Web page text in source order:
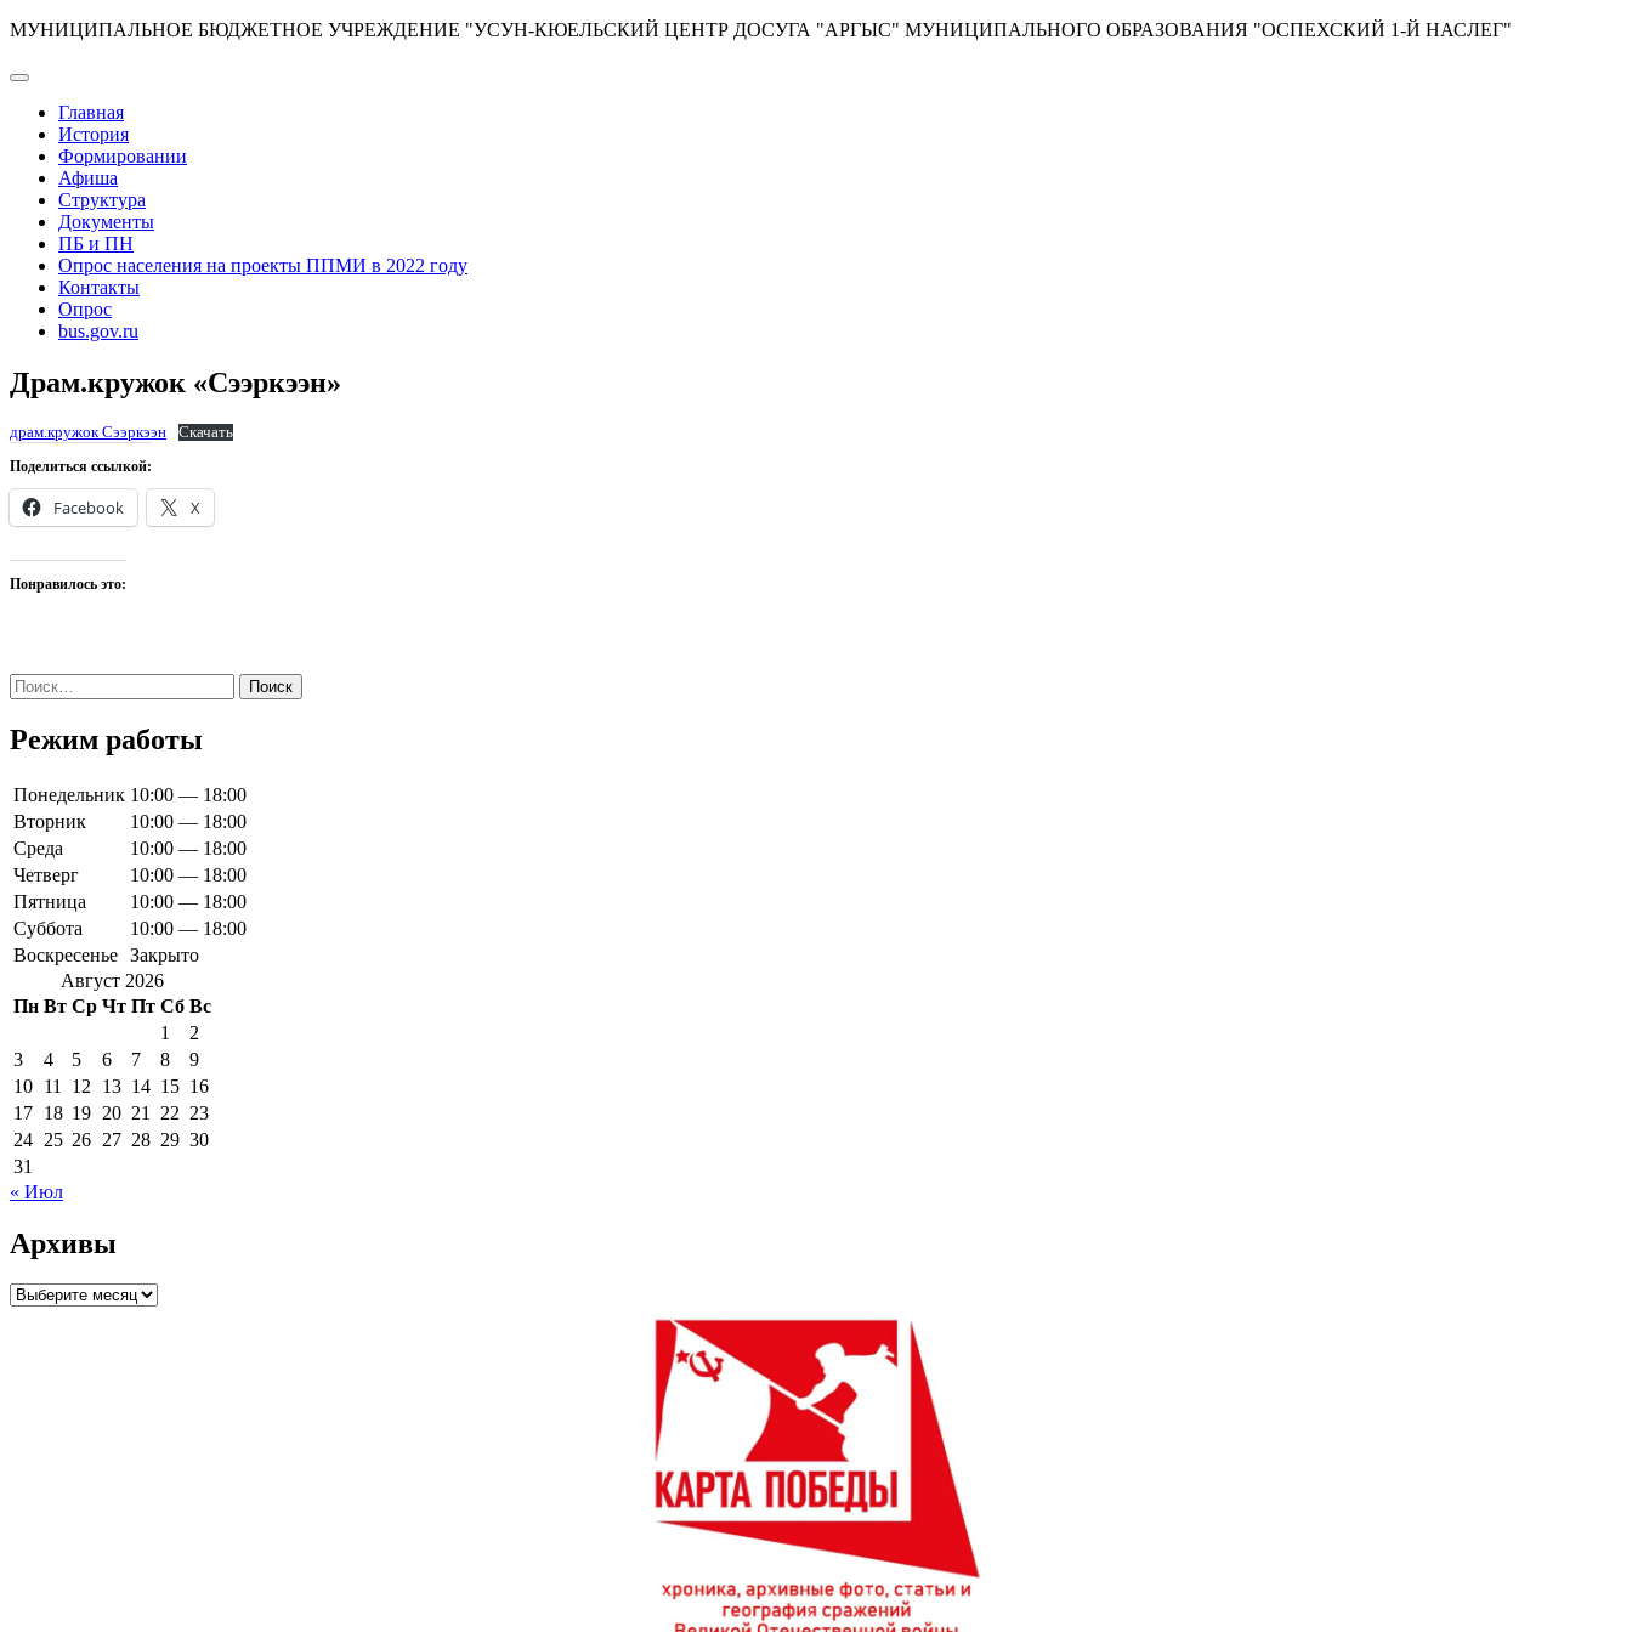
Перейти
содержимому
МУНИЦИПАЛЬНОЕ БЮДЖЕТНОЕ УЧРЕЖДЕНИЕ "УСУН-КЮЕЛЬСКИЙ ЦЕНТР ДОСУГА "АРГЫС" МУНИЦИПАЛЬНОГО ОБРАЗОВАНИЯ "ОСПЕХСКИЙ 1-Й НАСЛЕГ"
Главная
История
Формировании
Афиша
Структура
Документы
ПБ и ПН
Опрос населения на проекты ППМИ в 2022 году
Контакты
Опрос
bus.gov.ru
Драм.кружок «Сээркээн»
драм.кружок Сээркээн
Скачать
Поделиться ссылкой:
Facebook X
Понравилось это:
Найти:
Режим работы
Понедельник 10:00 — 18:00
Вторник
10:00 — 18:00
Среда
10:00 — 18:00
Четверг
10:00 — 18:00
Пятница
10:00 — 18:00
Суббота
10:00 — 18:00
Воскресенье Закрыто
Август 2026
Пн Вт Ср Чт Пт Сб Вс
1
2
3
4 5 6 7 8
9
10 11 12 13 14 15 16
17 18 19 20 21 22 23
24 25 26 27 28 29 30
31
« Июл
Архивы
Архивы